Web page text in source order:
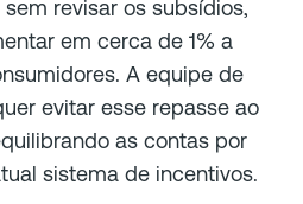
revisar os subsídios,
em cerca de 1% a
A equipe de
evitar esse repasse ao
as contas por
sistema de incentivos.